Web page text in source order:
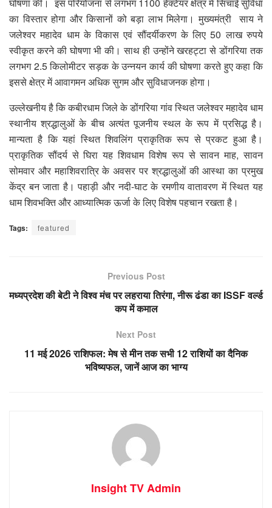
का विस्तार होगा और किसानों को बड़ा लाभ मिलेगा। मुख्यमंत्री साय ने
जलेश्वर महादेव धाम के विकास एवं सौंदर्यीकरण के लिए 50 लाख रुपये
स्वीकृत करने की घोषणा भी की। साथ ही उन्होंने खरहट्टा से डोंगरिया तक
लगभग 2.5 किलोमीटर सड़क के उन्नयन कार्य की घोषणा करते हुए कहा कि
इससे क्षेत्र में आवागमन अधिक सुगम और सुविधाजनक होगा।
उल्लेखनीय है कि कबीरधाम जिले के डोंगरिया गांव स्थित जलेश्वर महादेव धाम
स्थानीय श्रद्धालुओं के बीच अत्यंत पूजनीय स्थल के रूप में प्रसिद्ध है।
मान्यता है कि यहां स्थित शिवलिंग प्राकृतिक रूप से प्रकट हुआ है।
प्राकृतिक सौंदर्य से घिरा यह शिवधाम विशेष रूप से सावन माह, सावन
सोमवार और महाशिवरात्रि के अवसर पर श्रद्धालुओं की आस्था का प्रमुख
केंद्र बन जाता है। पहाड़ी और नदी-घाट के रमणीय वातावरण में स्थित यह
धाम शिवभक्ति और आध्यात्मिक ऊर्जा के लिए विशेष पहचान रखता है।
Tags: featured
Previous Post
मध्यप्रदेश की बेटी ने विश्व मंच पर लहराया तिरंगा, नीरू ढंडा का ISSF वर्ल्ड
कप में कमाल
Next Post
11 मई 2026 राशिफल: मेष से मीन तक सभी 12 राशियों का दैनिक
भविष्यफल, जानें आज का भाग्य
Insight TV Admin